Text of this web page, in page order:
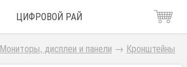
ЦИФРОВОЙ РАЙ
Мониторы, дисплеи и панели → Кронштейны